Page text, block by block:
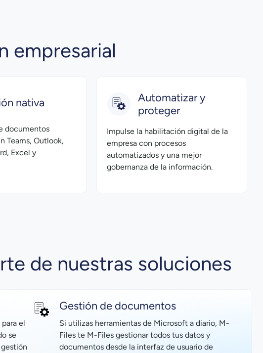
empresarial
nativa
documentos
Teams, Outlook,
Excel y
Automatizar y
proteger
Impulse la habilitación digital de la
empresa con procesos
automatizados y una mejor
gobernanza de la información.
de nuestras soluciones
el
se
Gestión de documentos
Si utilizas herramientas de Microsoft a diario, M-
Files te M-Files gestionar todos tus datos y
documentos desde la interfaz de usuario de